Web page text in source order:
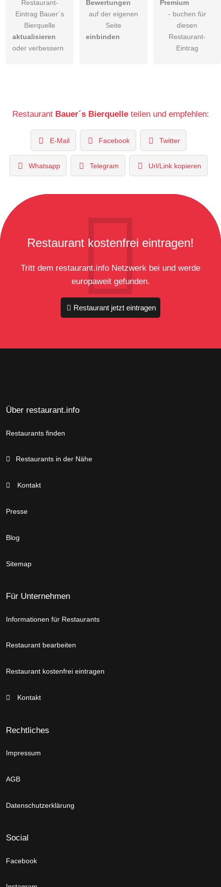
Restaurant-
Eintrag Bauer´s
Bierquelle
aktualisieren
oder verbessern
Bewertungen
auf der eigenen
Seite
einbinden
Premium
- buchen für
diesen
Restaurant-
Eintrag
Restaurant Bauer´s Bierquelleteilen und empfehlen:
E-Mail Facebook Twitter
Whatsapp Telegram Url/Link kopieren
Restaurant kostenfrei eintragen!
Tritt dem restaurant.info Netzwerk bei und werde
europaweit gefunden.
Restaurant jetzt eintragen
Über restaurant.info
Restaurants finden
Restaurants in der Nähe
Kontakt
Presse
Blog
Sitemap
Für Unternehmen
Informationen für Restaurants
Restaurant bearbeiten
Restaurant kostenfrei eintragen
Kontakt
Rechtliches
Impressum
AGB
Datenschutzerklärung
Social
Facebook